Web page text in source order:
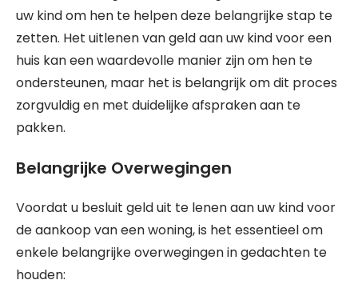
uw kind om hen te helpen deze belangrijke stap te
zetten. Het uitlenen van geld aan uw kind voor een
huis kan een waardevolle manier zijn om hen te
ondersteunen, maar het is belangrijk om dit proces
zorgvuldig en met duidelijke afspraken aan te
pakken.
Belangrijke Overwegingen
Voordat u besluit geld uit te lenen aan uw kind voor
de aankoop van een woning, is het essentieel om
enkele belangrijke overwegingen in gedachten te
houden: